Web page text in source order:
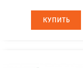
КУПИТЬ
КУПИТЬ